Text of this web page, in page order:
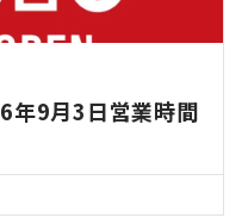
年9月3日営業時間